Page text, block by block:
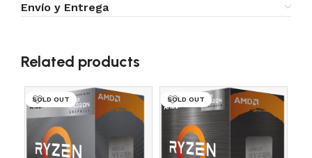
Envío y Entrega
Related products
SOLD OUT SOLD OUT